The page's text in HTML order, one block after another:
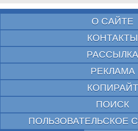
О САЙТЕ
КОНТАКТЫ
РАССЫЛКА
РЕКЛАМА
КОПИРАЙТ
ПОИСК
ПОЛЬЗОВАТЕЛЬСКОЕ